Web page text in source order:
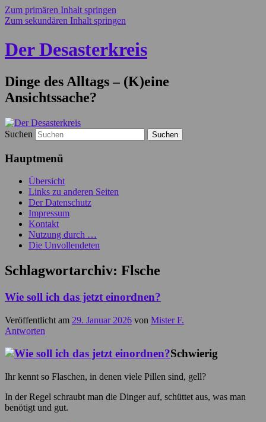
Zum primären Inhalt springen
Zum sekundären Inhalt springen
Der Desasterkreis
Dinge des Alltags – (K)eine
Ansichtssache?
Suchen
Hauptmenü
Übersicht
Links zu anderen Seiten
Der Datenschutz
Impressum
Kontakt
Nutzung durch …
Die Unvollendeten
Schlagwortarchiv: Flsche
Wie soll ich das jetzt einordnen?
Veröffentlicht am 29. Januar 2026 von Mister F.
Antworten
Schwierig
Ihr kennt so Flaschen, in denen viele Pillen sind, gell?
In der Regel schraubt man die Dinger auf, schüttet aus, was man
benötigt und gut.